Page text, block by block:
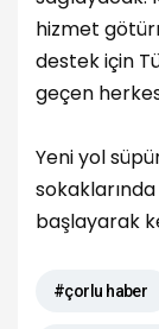
hizmet
destek için
geçen
Yeni yol
başlayarak
#çorlu haber